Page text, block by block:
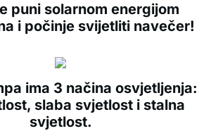
puni solarnom energijom
i počinje svijetliti navečer!
ima 3 načina osvjetljenja:
slaba svjetlost i stalna
svjetlost.